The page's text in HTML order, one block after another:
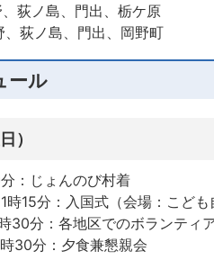
荻ノ島、門出、栃ケ原
、荻ノ島、門出、岡野町
ール
）
：じょんのび村着
時15分：入国式（会場：こども
30分：各地区でのボランティ
30分：夕食兼懇親会